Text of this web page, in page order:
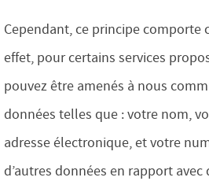
Cependant, ce principe comporte
effet, pour certains services
pouvez être amenés à nous
données telles que : votre nom,
adresse électronique, et votre
d’autres données en rapport